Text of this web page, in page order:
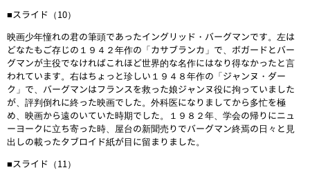
■スライド（10）
映画少年憧れの君の筆頭であったイングリッド・バーグマンです。左は
どなたもご存じの１９４２年作の「カサブランカ」で、ボガードとバー
グマンが主役でなければこれほど世界的な名作にはなり得なかったと言
われています。右はちょっと珍しい１９４８年作の「ジャンヌ・ダー
ク」で、バーグマンはフランスを救った娘ジャンヌ役に拘っていました
が、評判倒れに終った映画でした。外科医になりましてから多忙を極
め、映画から遠のいていた時期でした。１９８２年、学会の帰りにニュ
ーヨークに立ち寄った時、屋台の新聞売りでバーグマン終焉の日々と見
出しの載ったタブロイド紙が目に留まりました。
■スライド（11）